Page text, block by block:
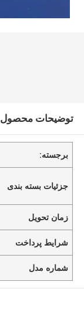
توضیحات محصول
برجسته:
جزئیات بسته بندی
زمان تحویل
شرایط پرداخت
شماره مدل